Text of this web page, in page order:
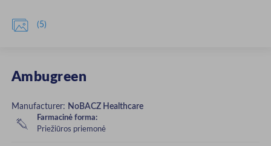
 (5)
Ambugreen
Manufacturer: NoBACZ Healthcare
Farmacinė forma:
Priežiūros priemonė